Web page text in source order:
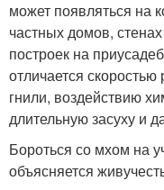
может появляться на
частных домов,
построек на
отличается скоростью
гнили, воздействию
длительную засуху и
Бороться со мхом на
объясняется